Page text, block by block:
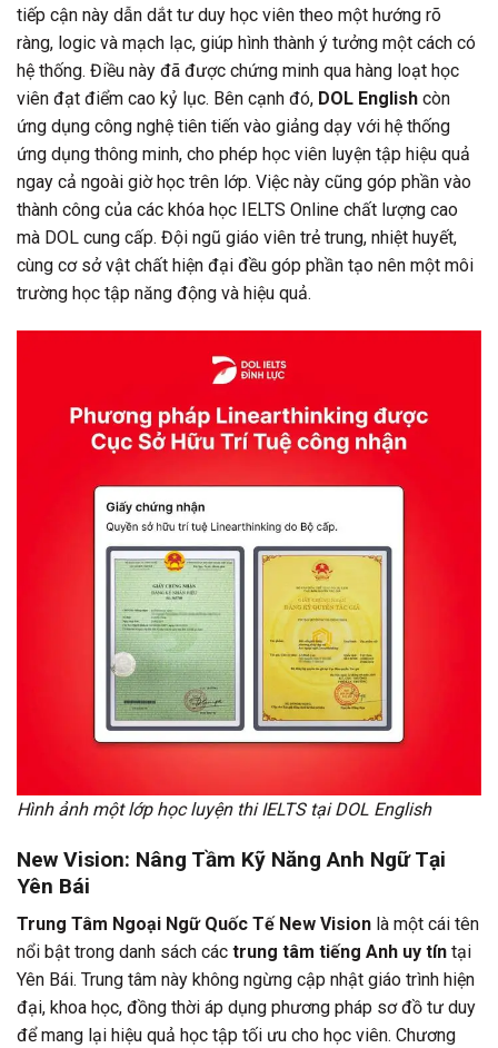
tiếp cận này dẫn dắt tư duy học viên theo một hướng rõ
ràng, logic và mạch lạc, giúp hình thành ý tưởng một cách có
hệ thống. Điều này đã được chứng minh qua hàng loạt học
viên đạt điểm cao kỷ lục. Bên cạnh đó, DOL English còn
ứng dụng công nghệ tiên tiến vào giảng dạy với hệ thống
ứng dụng thông minh, cho phép học viên luyện tập hiệu quả
ngay cả ngoài giờ học trên lớp. Việc này cũng góp phần vào
thành công của các khóa học IELTS Online chất lượng cao
mà DOL cung cấp. Đội ngũ giáo viên trẻ trung, nhiệt huyết,
cùng cơ sở vật chất hiện đại đều góp phần tạo nên một môi
trường học tập năng động và hiệu quả.
Hình ảnh một lớp học luyện thi IELTS tại DOL English
New Vision: Nâng Tầm Kỹ Năng Anh Ngữ Tại
Yên Bái
Trung Tâm Ngoại Ngữ Quốc Tế New Vision là một cái tên
nổi bật trong danh sách các trung tâm tiếng Anh uy tín tại
Yên Bái. Trung tâm này không ngừng cập nhật giáo trình hiện
đại, khoa học, đồng thời áp dụng phương pháp sơ đồ tư duy
để mang lại hiệu quả học tập tối ưu cho học viên. Chương